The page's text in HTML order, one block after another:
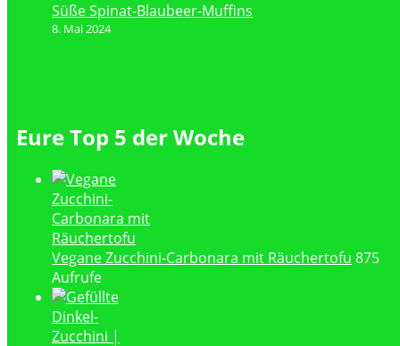
Süße Spinat-Blaubeer-Muffins
8. Mai 2024
Eure Top 5 der Woche
Vegane Zucchini-Carbonara mit Räuchertofu 875
Aufrufe